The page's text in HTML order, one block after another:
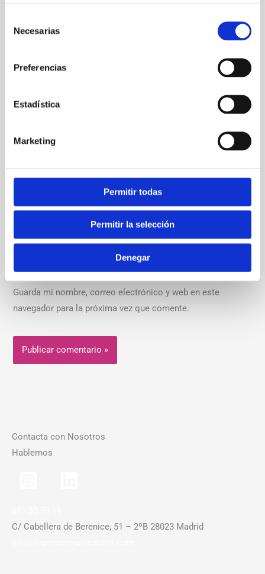
Necesarias
Preferencias
Estadística
Marketing
Permitir todas
Permitir la selección
Denegar
Correo
Guarda mi nombre, correo electrónico y web en este
navegador para la próxima vez que comente.
Contacta con Nosotros
Hablemos
C/ Cabellera de Berenice, 51 – 2ºB 28023 Madrid